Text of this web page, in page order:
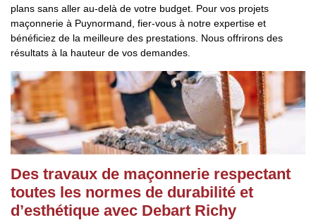
plans sans aller au-delà de votre budget. Pour vos projets
maçonnerie à Puynormand, fier-vous à notre expertise et
bénéficiez de la meilleure des prestations. Nous offrirons des
résultats à la hauteur de vos demandes.
Des travaux de maçonnerie respectant
toutes les normes de durabilité et
d’esthétique avec Debart Richy